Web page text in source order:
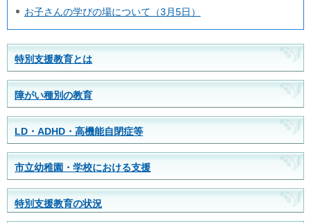
お子さんの学びの場について（3月5日）
特別支援教育とは
障がい種別の教育
LD・ADHD・高機能自閉症等
市立幼稚園・学校における支援
特別支援教育の状況